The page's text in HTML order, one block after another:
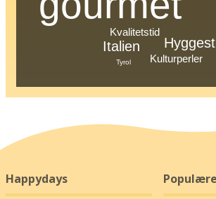
Italien
Kvalitetstid
Kulturperler
Tyrol
Happydays